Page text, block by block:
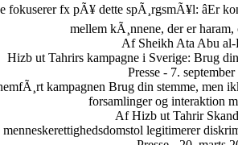
fx pÃ¥ dette spÃ¸rgsmÃ¥l: âEr
mellem kÃ¸nnene, der er
Af Sheikh Ata Abu al-
Hizb ut Tahrirs kampagne i Sverige: Brug
Presse - 7.
kampagnen Brug din stemme, men
forsamlinger og interaktion
Af Hizb ut Tahrir
menneskerettighedsdomstol legitimerer